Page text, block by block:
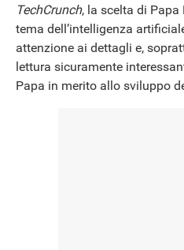
TechCrunch, la scelta di Papa
tema dell’intelligenza
attenzione ai dettagli e,
lettura sicuramente
Papa in merito allo sviluppo